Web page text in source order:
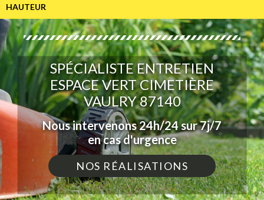
HAUTEUR
SPÉCIALISTE ENTRETIEN
ESPACE VERT CIMETIÈRE
VAULRY 87140
Nous intervenons 24h/24 sur 7j/7
en cas d'urgence
NOS RÉALISATIONS